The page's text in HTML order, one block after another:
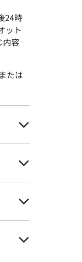
24時
ット
内容
たは